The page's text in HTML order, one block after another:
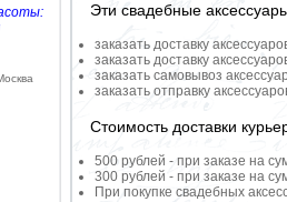
Эти свадебные
заказать доставку
заказать доставку
заказать самовывоз
заказать отправку
Стоимость доставки
500 рублей - при заказе на
300 рублей - при заказе на
При покупке свадебных